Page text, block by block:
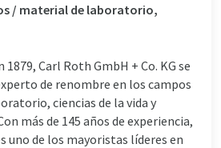
/ material de laboratorio,
1879, Carl Roth GmbH + Co. KG se
de renombre en los campos
ciencias de la vida y
más de 145 años de experiencia,
uno de los mayoristas líderes en